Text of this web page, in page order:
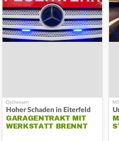
Hoher Schaden in Eiterfeld
GARAGENTRAKT MIT
WERKSTATT BRENNT